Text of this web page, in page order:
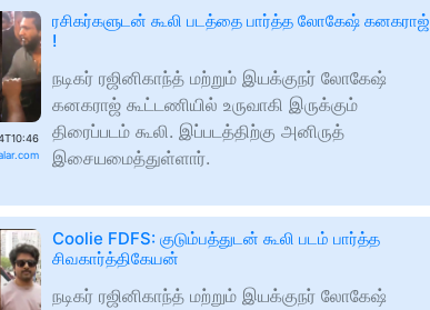
ரசிகர்களுடன் கூலி படத்தை பார்த்த லோகேஷ் கனகராஜ்
!
நடிகர் ரஜினிகாந்த் மற்றும் இயக்குநர் லோகேஷ்
கனகராஜ் கூட்டணியில் உருவாகி இருக்கும்
திரைப்படம் கூலி. இப்படத்திற்கு அனிருத்
இசையமைத்துள்ளார்.
Coolie FDFS: குடும்பத்துடன் கூலி படம் பார்த்த
சிவகார்த்திகேயன்
நடிகர் ரஜினிகாந்த் மற்றும் இயக்குநர் லோகேஷ்